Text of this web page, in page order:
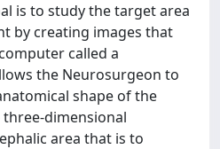
is to study the target area
by creating images that
called a
the Neurosurgeon to
shape of the
dimensional
area that is to